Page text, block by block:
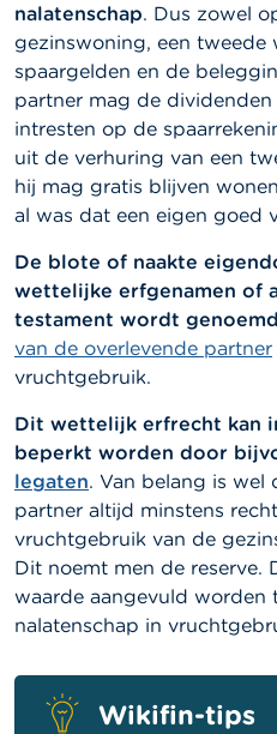
nalatenschap. Dus zowel
gezinswoning, een
spaargelden en de
partner mag de dividenden
intresten op de
uit de verhuring van een
hij mag gratis blijven
al was dat een eigen goed
De blote of naakte
wettelijke erfgenamen of
testament wordt genoemd
van de overlevende partner
vruchtgebruik.
Dit wettelijk erfrecht kan
beperkt worden door
legaten. Van belang is wel
partner altijd minstens
vruchtgebruik van de
Dit noemt men de reserve.
waarde aangevuld worden
nalatenschap in
Wikifin-tips